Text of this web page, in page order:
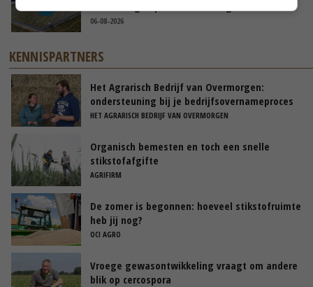
06-08-2026
KENNISPARTNERS
Het Agrarisch Bedrijf van Overmorgen:
ondersteuning bij je bedrijfsovernameproces
HET AGRARISCH BEDRIJF VAN OVERMORGEN
Organisch bemesten en toch een snelle
stikstofafgifte
AGRIFIRM
De zomer is begonnen: hoeveel stikstofruimte
heb jij nog?
OCI AGRO
Vroege gewasontwikkeling vraagt om andere
blik op cercospora